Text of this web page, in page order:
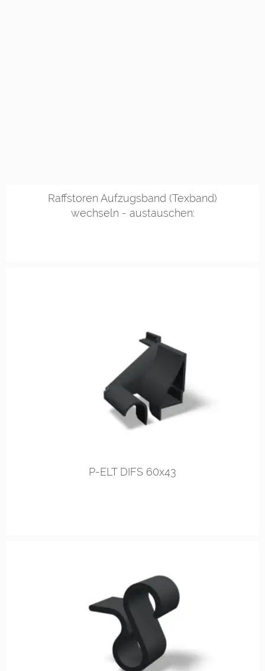
Raffstoren Aufzugsband (Texband)
wechseln - austauschen:
rechts links
P-ELT DIFS 60x43